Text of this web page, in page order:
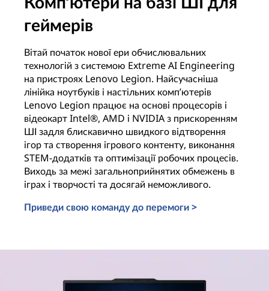
геймерів
Вітай початок нової ери обчислювальних
технологій з системою Extreme AI Engineering
на пристроях Lenovo Legion. Найсучасніша
лінійка ноутбуків і настільних комп’ютерів
Lenovo Legion працює на основі процесорів і
відеокарт Intel®, AMD і NVIDIA з прискоренням
ШІ задля блискавично швидкого відтворення
ігор та створення ігрового контенту, виконання
STEM-додатків та оптимізації робочих процесів.
Виходь за межі загальноприйнятих обмежень в
іграх і творчості та досягай неможливого.
Приведи свою команду до перемоги >